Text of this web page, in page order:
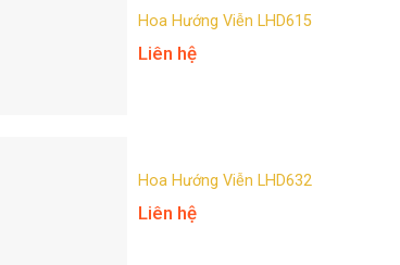
Hoa Hướng Viễn LHD615
Liên hệ
Hoa Hướng Viễn LHD632
Liên hệ